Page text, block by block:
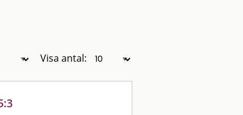
Visa antal: